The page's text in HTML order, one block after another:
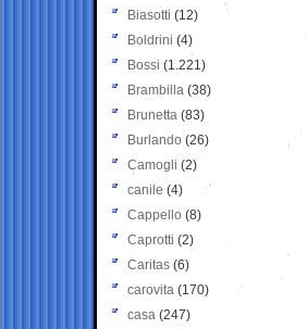
Biasotti (12)
Boldrini (4)
Bossi (1.221)
Brambilla (38)
Brunetta (83)
Burlando (26)
Camogli (2)
canile (4)
Cappello (8)
Caprotti (2)
Caritas (6)
carovita (170)
casa (247)